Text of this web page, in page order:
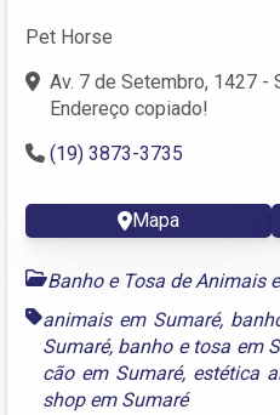
Pet Horse
Av. 7 de Setembro, 1427 -
Endereço copiado!
(19) 3873-3735
Mapa
Banho e Tosa de Animais
animais em Sumaré,
Sumaré, banho e tosa em
cão em Sumaré, estética
shop em Sumaré